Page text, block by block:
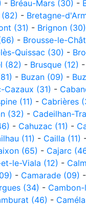
- Bréau-Mars (30) -
- Bretagne-
(31) - Brignon (30)
- Brousse-le-
Quissac (30) -
(82) - Brusque (12) -
- Buzan (09) -
Cazaux (31) -
(11) - Cabrières
(32) - Cadeilhan-
- Cahuzac (11) -
(11) - Cailla (11)
(65) - Cajarc
le-Viala (12) -
- Camarade (09) -
(34) -
(46) -